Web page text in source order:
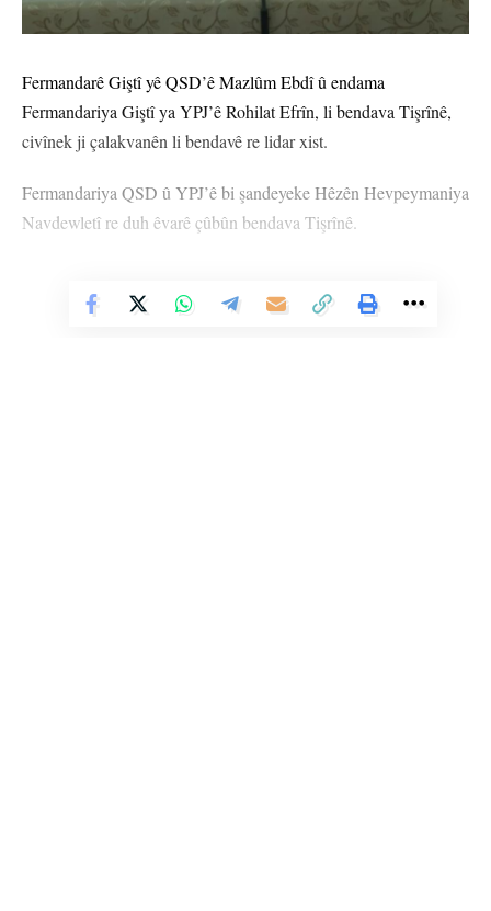
Fermandarê Giştî yê QSD’ê Mazlûm Ebdî û endama
Fermandariya Giştî ya YPJ’ê Rohilat Efrîn, li bendava Tişrînê,
civînek ji çalakvanên li bendavê re lidar xist.
Fermandariya QSD û YPJ’ê bi şandeyeke Hêzên Hevpeymaniya
Navdewletî re duh êvarê çûbûn bendava Tişrînê.
Bakur û Rojhilatê Sûriyeyê ya ji bo parastina destkeftiyên şoreşê,
Vê Nûçeyê Bixwîne